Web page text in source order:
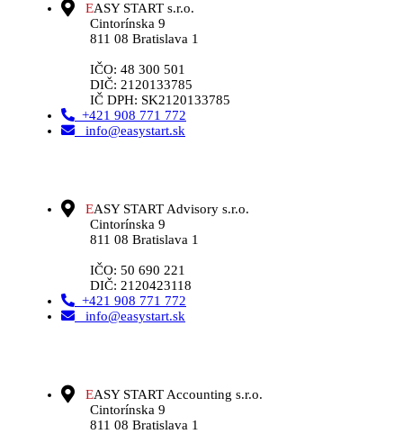
EASY START s.r.o.
Cintorínska 9
811 08 Bratislava 1
IČO: 48 300 501
DIČ: 2120133785
IČ DPH: SK2120133785
+421 908 771 772
info@easystart.sk
EASY START Advisory s.r.o.
Cintorínska 9
811 08 Bratislava 1
IČO: 50 690 221
DIČ: 2120423118
+421 908 771 772
info@easystart.sk
EASY START Accounting s.r.o.
Cintorínska 9
811 08 Bratislava 1